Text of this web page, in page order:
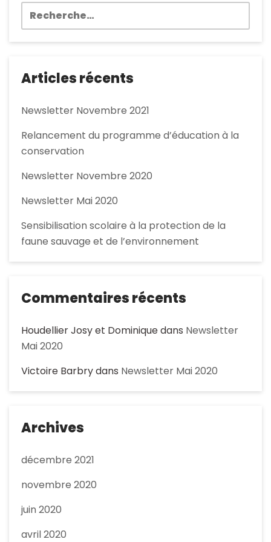
Rechercher :
Articles récents
Newsletter Novembre 2021
Relancement du programme d’éducation à la
conservation
Newsletter Novembre 2020
Newsletter Mai 2020
Sensibilisation scolaire à la protection de la
faune sauvage et de l’environnement
Commentaires récents
Houdellier Josy et Dominiquedans Newsletter
Mai 2020
Victoire Barbrydans Newsletter Mai 2020
Archives
décembre 2021
novembre 2020
juin 2020
avril 2020